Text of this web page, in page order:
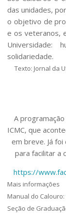
das unidades,
o objetivo de
e os veteranos,
Universidade:
solidariedade.
Texto: Jornal da
A
ICMC, que
em breve. Já
para facilitar a
https://
Mais informações
Manual do Calouro:
Seção de